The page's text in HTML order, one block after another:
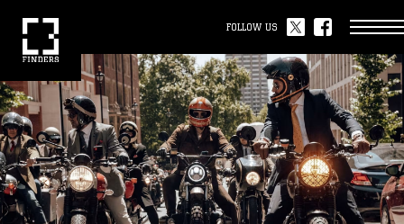
FOLLOW US